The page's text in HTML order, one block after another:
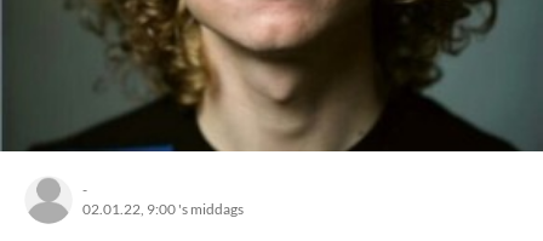
-
02.01.22, 9:00 's middags